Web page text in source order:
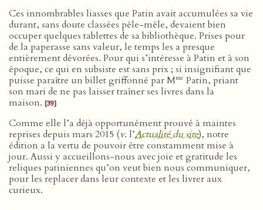
Ces innombrables liasses que Patin avait accumulées sa vie
durant, sans doute classées pêle-mêle, devaient bien
occuper quelques tablettes de sa bibliothèque. Prises pour
de la paperasse sans valeur, le temps les a presque
entièrement dévorées. Pour qui s’intéresse à Patin et à son
époque, ce qui en subsiste est sans prix ; si insignifiant que
puisse paraître un billet griffonné par Mme Patin, priant
son mari de ne pas laisser traîner ses livres dans la
maison. [39]
Comme elle l’a déjà opportunément prouvé à maintes
reprises depuis mars 2015 (v. l’Actualité du site), notre
édition a la vertu de pouvoir être constamment mise à
jour. Aussi y accueillons-nous avec joie et gratitude les
reliques patiniennes qu’on veut bien nous communiquer,
pour les replacer dans leur contexte et les livrer aux
curieux.